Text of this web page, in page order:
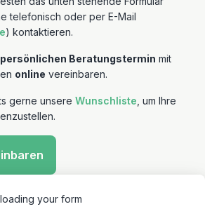
telefonisch oder per E-Mail
) kontaktieren.
persönlichen Beratungstermin mit
online vereinbaren.
gerne unsere Wunschliste , um Ihre
your form